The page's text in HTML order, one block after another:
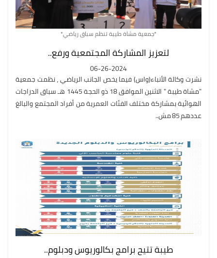
*جمعية مشاة طيبة تنظم سباق رياضي*
لتعزيز المشاركة المجتمعية ورفع..
06-26-2024
نشرت وكالة الأنباء(واس) فيما يخص الجانب الرياضي ، نظمت جمعية
"مشاة طيبة " الاثنين الموافق 18 ذو الحجة 1445 هـ سباق الدراجات
الهوائية بمشاركة مختلف الفئات العمرية من أفراد المجتمع والبالغ
عددهم 85 مش..
طيبة تتيح برامج بكالوريوس ودبلوم..